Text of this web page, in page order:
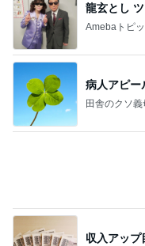
龍玄とし
Amebaトピ
病人アピー
田舎のクソ
収入アップ